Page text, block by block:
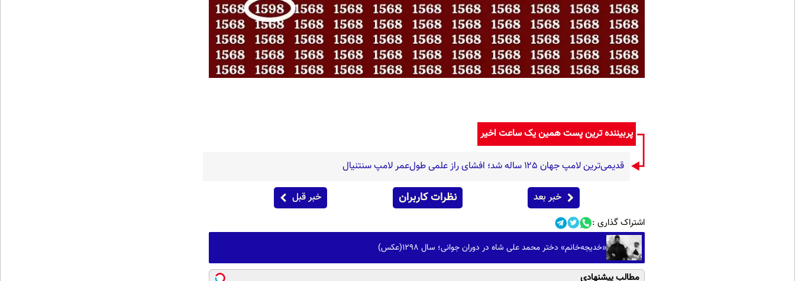
پربیننده ترین پست همین یک ساعت اخیر
قدیمی‌ترین لامپ جهان ۱۲۵ ساله شد؛ افشای راز علمی طول‌عمر لامپ سنتنیال
خبر بعد نظرات کاربران خبر قبل
اشتراک گذاری :
«خدیجه‌خانم» دختر محمد علی شاه در دوران جوانی؛ سال 1298(عکس)
مطالب پیشنهادی